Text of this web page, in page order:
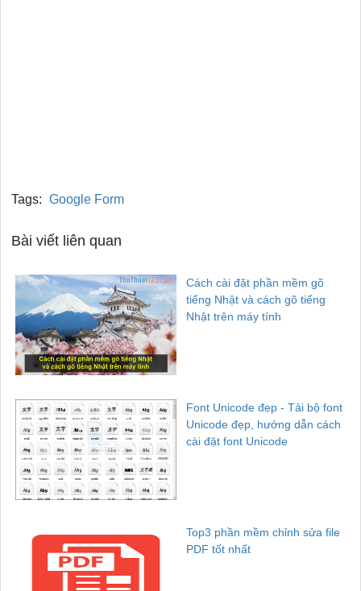
Tags: Google Form
Bài viết liên quan
Cách cài đặt phần mềm gõ
tiếng Nhật và cách gõ tiếng
Nhật trên máy tính
Font Unicode đẹp - Tải bộ font
Unicode đẹp, hướng dẫn cách
cài đặt font Unicode
Top3 phần mềm chỉnh sửa file
PDF tốt nhất